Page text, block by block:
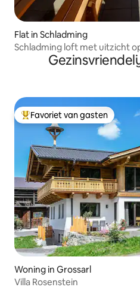
Flat in Schladming
Schladming loft met uitzicht
Topfavoriet van gasten
Favoriet van gasten
Woning in Grossarl
Villa Rosenstein